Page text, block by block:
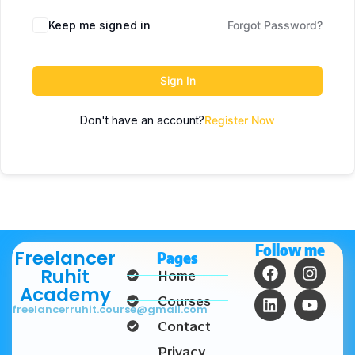
Keep me signed in Forgot Password?
Sign In
Don't have an account?Register Now
Freelancer
Ruhit
Academy
freelancerruhit.course@gmail.com
Pages
Home
Courses
Contact
Privacy
Follow me